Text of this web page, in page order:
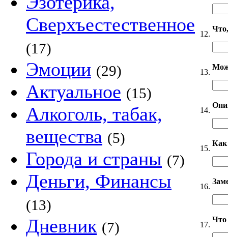
Сверхъестественное
(17)
Эмоции (29)
Актуальное (15)
Алкоголь, табак,
вещества (5)
Города и страны (7)
Деньги, Финансы
(13)
Дневник (7)
12.
13.
14.
15.
Как
16.
17.
Что